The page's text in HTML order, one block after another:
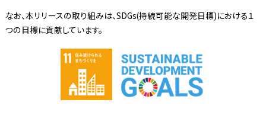
なお、本リリースの取り組みは、SDGs(持続可能な開発目標)における１
つの目標に貢献しています。